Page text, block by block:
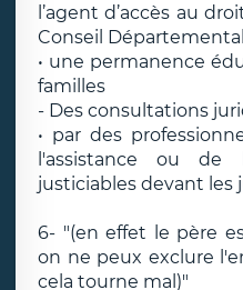
l’agent d’accès au
Conseil
• une permanence
familles
- Des consultations
• par des
l'assistance ou de
justiciables devant les
6- "(en effet le père
on ne peux exclure
cela tourne mal)"